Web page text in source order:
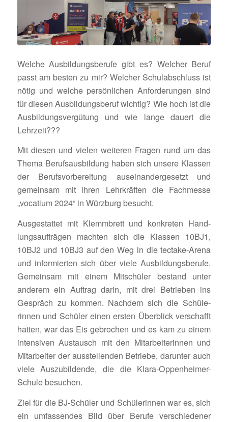
Welche Ausbil­dungs­be­rufe gibt es? Welcher Beruf
passt am besten zu mir? Welcher Schul­ab­schluss ist
nötig und welche persön­li­chen Anfor­de­rungen sind
für diesen Ausbil­dungs­beruf wichtig? Wie hoch ist die
Ausbil­dungs­ver­gü­tung und wie lange dauert die
Lehrzeit???
Mit diesen und vielen weiteren Fragen rund um das
Thema Berufs­aus­bil­dung haben sich unsere Klassen
der Berufs­vor­be­rei­tung ausein­an­der­ge­setzt und
gemeinsam mit ihren Lehr­kräften die Fach­messe
„voca­tium 2024“ in Würz­burg besucht.
Ausge­stattet mit Klemm­brett und konkreten Hand­
lungs­auf­trägen machten sich die Klassen 10BJ1,
10BJ2 und 10BJ3 auf den Weg in die tectake-Arena
und infor­mierten sich über viele Ausbil­dungs­be­rufe.
Gemeinsam mit einem Mitschüler bestand unter
anderem ein Auftrag darin, mit drei Betrieben ins
Gespräch zu kommen. Nachdem sich die Schü­le­
rinnen und Schüler einen ersten Über­blick verschafft
hatten, war das Eis gebro­chen und es kam zu einem
inten­siven Austausch mit den Mitar­bei­te­rinnen und
Mitar­beiter der ausstel­lenden Betriebe, darunter auch
viele Auszu­bil­dende, die die Klara-Oppen­heimer-
Schule besuchen.
Ziel für die BJ-Schüler und Schü­le­rinnen war es, sich
ein umfas­sendes Bild über Berufe verschie­dener